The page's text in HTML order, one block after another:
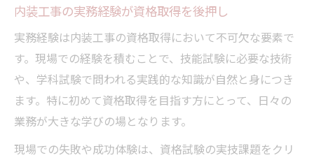
内装工事の実務経験が資格取得を後押し
実務経験は内装工事の資格取得において不可欠な要素で
す。現場での経験を積むことで、技能試験に必要な技術
や、学科試験で問われる実践的な知識が自然と身につき
ます。特に初めて資格取得を目指す方にとって、日々の
業務が大きな学びの場となります。
現場での失敗や成功体験は、資格試験の実技課題をクリ